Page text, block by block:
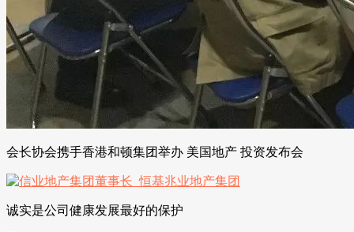
会长协会携手香港和顿集团举办 美国地产 投资发布会
诚实是公司健康发展最好的保护